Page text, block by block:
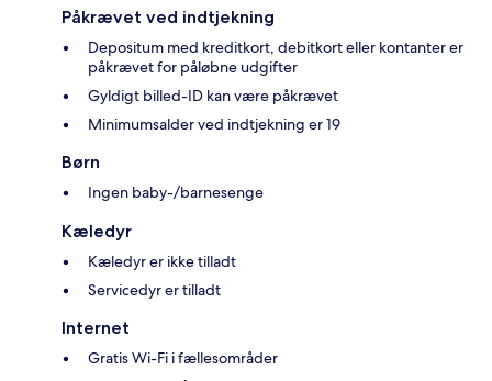
Påkrævet ved indtjekning
Depositum med kreditkort, debitkort eller kontanter er
påkrævet for påløbne udgifter
Gyldigt billed-ID kan være påkrævet
Minimumsalder ved indtjekning er 19
Børn
Ingen baby-/barnesenge
Kæledyr
Kæledyr er ikke tilladt
Servicedyr er tilladt
Internet
Gratis Wi-Fi i fællesområder